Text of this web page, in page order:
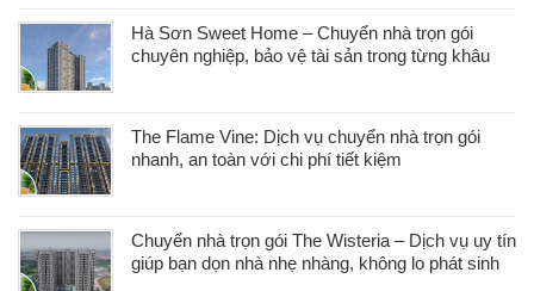
Hà Sơn Sweet Home – Chuyển nhà trọn gói
chuyên nghiệp, bảo vệ tài sản trong từng khâu
The Flame Vine: Dịch vụ chuyển nhà trọn gói
nhanh, an toàn với chi phí tiết kiệm
Chuyển nhà trọn gói The Wisteria – Dịch vụ uy tín
giúp bạn dọn nhà nhẹ nhàng, không lo phát sinh